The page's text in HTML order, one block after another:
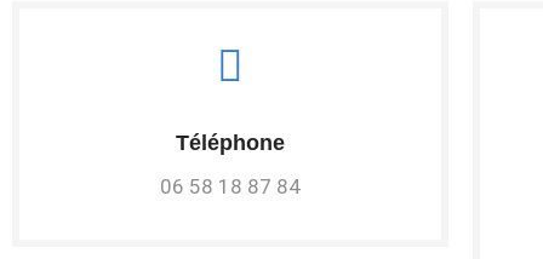
Téléphone
06 58 18 87 84